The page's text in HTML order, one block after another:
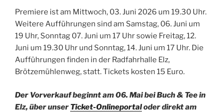
Premiere ist am Mittwoch, 03. Juni 2026 um 19.30 Uhr.
Weitere Aufführungen sind am Samstag, 06. Juni um
19 Uhr, Sonntag 07. Juni um 17 Uhr sowie Freitag, 12.
Juni um 19.30 Uhr und Sonntag, 14. Juni um 17 Uhr. Die
Aufführungen finden in der Radfahrhalle Elz,
Brötzemühlenweg, statt. Tickets kosten 15 Euro.
Der Vorverkauf beginnt am 06. Mai bei Buch & Tee in
Elz, über unser Ticket-Onlineportaloder direkt am